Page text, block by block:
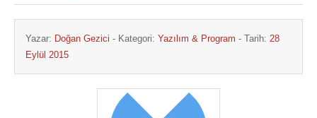
Yazar: Doğan Gezici - Kategori: Yazılım & Program - Tarih: 28
Eylül 2015